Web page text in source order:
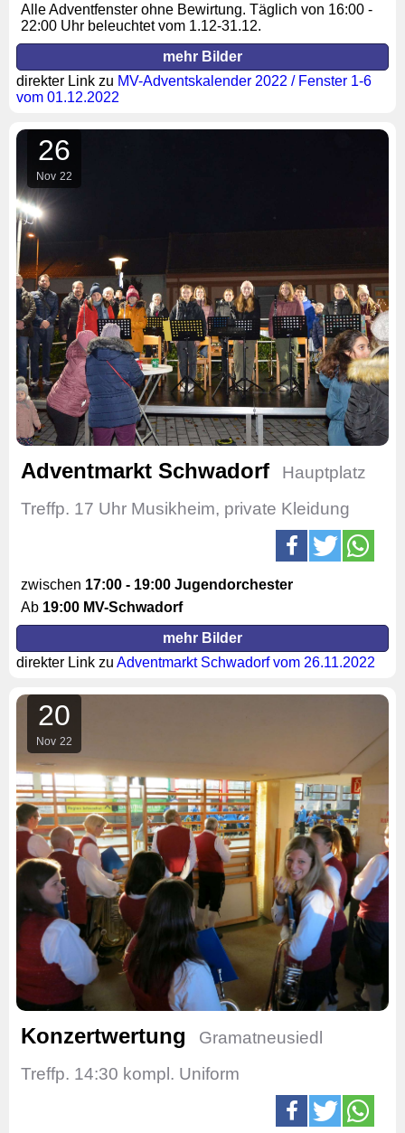
Alle Adventfenster ohne Bewirtung. Täglich von 16:00 -
22:00 Uhr beleuchtet vom 1.12-31.12.
mehr Bilder
direkter Link zu MV-Adventskalender 2022 / Fenster 1-6
vom 01.12.2022
26
Nov 22
Adventmarkt Schwadorf
Hauptplatz
Treffp. 17 Uhr Musikheim, private Kleidung
zwischen 17:00 - 19:00 Jugendorchester
Ab 19:00 MV-Schwadorf
mehr Bilder
direkter Link zu Adventmarkt Schwadorf vom 26.11.2022
20
Nov 22
Konzertwertung
Gramatneusiedl
Treffp. 14:30 kompl. Uniform